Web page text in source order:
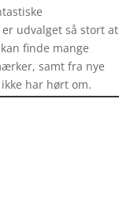
udvalget så stort at
finde mange
samt fra nye
har hørt om.